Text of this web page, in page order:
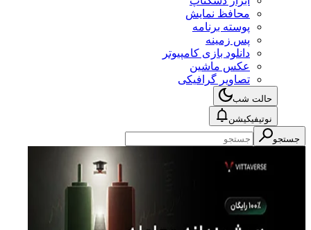
محافظ نمایش
پوسته برنامه
پس زمینه
دانلود بازی کامپیوتر
عکس ماشین
تصاویر گرافیکی
حالت شب
نوتیفیکیشن
جستجو